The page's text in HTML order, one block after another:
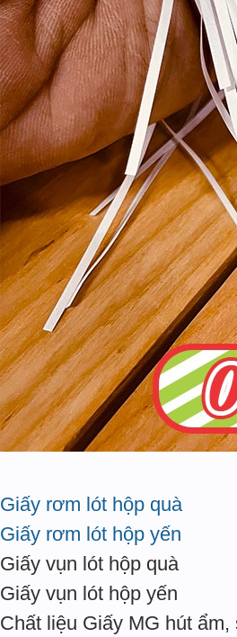
Giấy rơm lót hộp quà
Giấy rơm lót hộp yến
Giấy vụn lót hộp quà
Giấy vụn lót hộp yến
Chất liệu Giấy MG hút